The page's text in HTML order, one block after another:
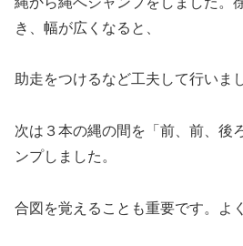
き、幅が広くなると、
助走をつけるなど工夫して行いま
次は３本の縄の間を「前、前、後
ンプしました。
合図を覚えることも重要です。よ